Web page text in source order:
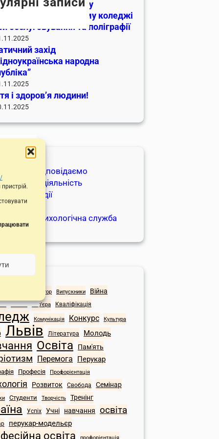
Гідності та Свободи у
професійному коледжі
обслуговування та поліграфії
захід
народна
і здоровʼя людини!
Відповідаємо
діяльність
та події
психологічна служба
Адміністратор Випускники Війна
ЗСУ Кар'єра Кваліфікація
Комунікація Конкурс Культура
Львів Література Молодь
Освіта Пам'ять
Перемога Перукар
Професія Профорієнтація
Розвиток Свобода Семінар
Студенти Творчість Тренінг
Успіх Учні навчання освіта
перукар-модельєр
освіта
профорієнтація